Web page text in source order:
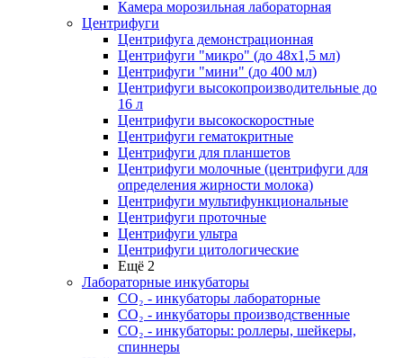
Камера морозильная лабораторная
Центрифуги
Центрифуга демонстрационная
Центрифуги "микро" (до 48x1,5 мл)
Центрифуги "мини" (до 400 мл)
Центрифуги высокопроизводительные до
16 л
Центрифуги высокоскоростные
Центрифуги гематокритные
Центрифуги для планшетов
Центрифуги молочные (центрифуги для
определения жирности молока)
Центрифуги мультифункциональные
Центрифуги проточные
Центрифуги ультра
Центрифуги цитологические
Ещё 2
Лабораторные инкубаторы
СО₂ - инкубаторы лабораторные
СО₂ - инкубаторы производственные
СО₂ - инкубаторы: роллеры, шейкеры,
спиннеры